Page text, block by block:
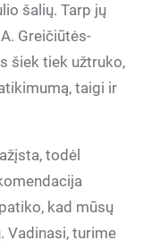
šalių. Tarp jų
Greičiūtės-
šiek tiek užtruko,
taigi ir
todėl
kad mūsų
Vadinasi, turime